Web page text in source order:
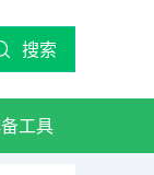
搜索
工具